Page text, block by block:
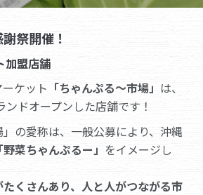
祭開催！
加盟店舗
ケット 「ちゃんぷる〜市場」 は、
ドオープンした店舗です！
」の愛称は、一般公募により、沖縄
「野菜ちゃんぷるー」 をイメージし
たくさんあり、人と人がつながる市